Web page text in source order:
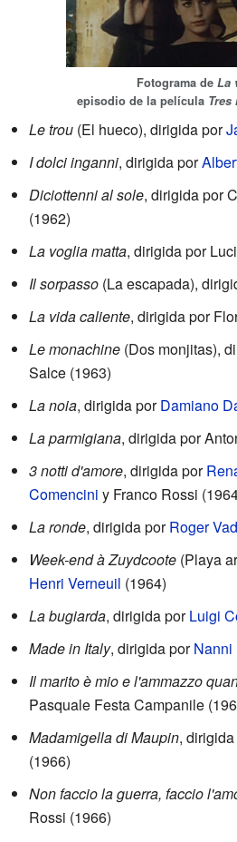
Fotograma de La
episodio de la película Tres
Le trou (El hueco), dirigida por
I dolci inganni, dirigida por
Diciottenni al sole, dirigida por
(1962)
La voglia matta, dirigida por
Il sorpasso (La escapada),
La vida caliente, dirigida por
Le monachine (Dos monjitas),
Salce (1963)
La noia, dirigida porDamiano
La parmigiana, dirigida por
3 notti d'amore, dirigida por
Comencini y Franco Rossi
La ronde, dirigida porRoger
Week-end à Zuydcoote (Playa
Henri Verneuil (1964)
La bugiarda, dirigida porLuigi
Made in Italy, dirigida porNanni
Il marito è mio e l'ammazzo
Pasquale Festa Campanile
Madamigella di Maupin,
(1966)
Non faccio la guerra, faccio
Rossi (1966)